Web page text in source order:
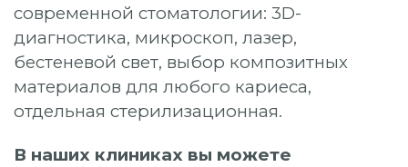
современной стоматологии: 3D-
диагностика, микроскоп, лазер,
бестеневой свет, выбор композитных
материалов для любого кариеса,
отдельная стерилизационная.
В наших клиниках вы можете